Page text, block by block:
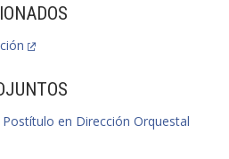
en Dirección Orquestal